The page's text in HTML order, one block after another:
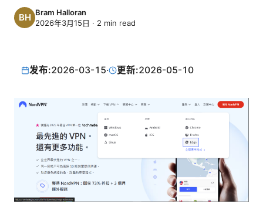
Bram Halloran
2026年3月15日 · 2 min read
发布:2026-03-15· 更新:2026-05-10